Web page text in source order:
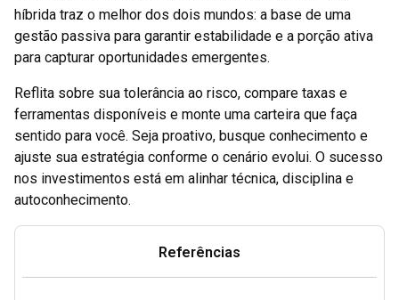
híbrida traz o melhor dos dois mundos: a base de uma
gestão passiva para garantir estabilidade e a porção ativa
para capturar oportunidades emergentes.
Reflita sobre sua tolerância ao risco, compare taxas e
ferramentas disponíveis e monte uma carteira que faça
sentido para você. Seja proativo, busque conhecimento e
ajuste sua estratégia conforme o cenário evolui. O sucesso
nos investimentos está em alinhar técnica, disciplina e
autoconhecimento.
Referências